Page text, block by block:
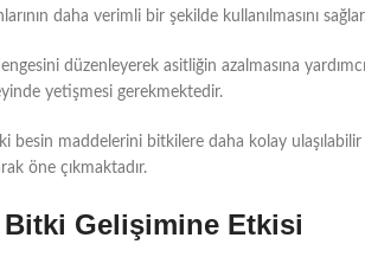
daha verimli bir şekilde kullanılmasını
düzenleyerek asitliğin azalmasına
yetişmesi gerekmektedir.
besin maddelerini bitkilere daha kolay
öne çıkmaktadır.
Gelişimine Etkisi